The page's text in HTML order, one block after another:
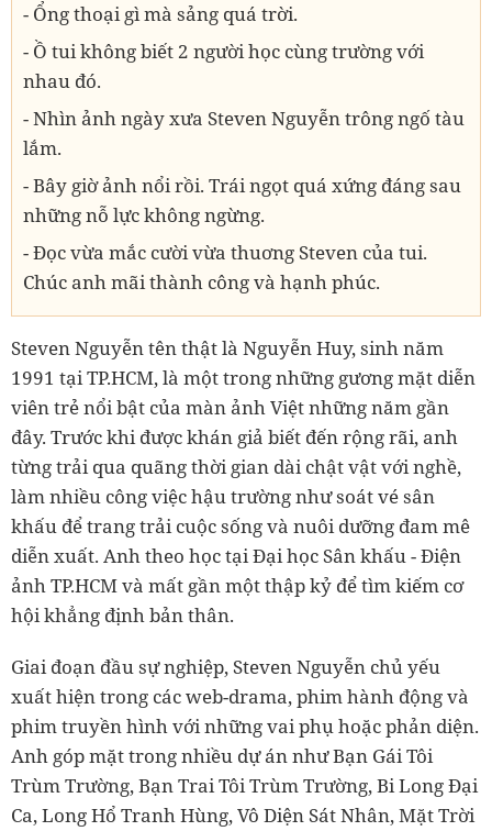
- Ổng thoại gì mà sảng quá trời.
- Ồ tui không biết 2 người học cùng trường với
nhau đó.
- Nhìn ảnh ngày xưa Steven Nguyễn trông ngố tàu
lắm.
- Bây giờ ảnh nổi rồi. Trái ngọt quá xứng đáng sau
những nỗ lực không ngừng.
- Đọc vừa mắc cười vừa thuơng Steven của tui.
Chúc anh mãi thành công và hạnh phúc.
Steven Nguyễn tên thật là Nguyễn Huy, sinh năm
1991 tại TP.HCM, là một trong những gương mặt diễn
viên trẻ nổi bật của màn ảnh Việt những năm gần
đây. Trước khi được khán giả biết đến rộng rãi, anh
từng trải qua quãng thời gian dài chật vật với nghề,
làm nhiều công việc hậu trường như soát vé sân
khấu để trang trải cuộc sống và nuôi dưỡng đam mê
diễn xuất. Anh theo học tại Đại học Sân khấu - Điện
ảnh TP.HCM và mất gần một thập kỷ để tìm kiếm cơ
hội khẳng định bản thân.
Giai đoạn đầu sự nghiệp, Steven Nguyễn chủ yếu
xuất hiện trong các web-drama, phim hành động và
phim truyền hình với những vai phụ hoặc phản diện.
Anh góp mặt trong nhiều dự án như Bạn Gái Tôi
Trùm Trường, Bạn Trai Tôi Trùm Trường, Bi Long Đại
Ca, Long Hổ Tranh Hùng, Vô Diện Sát Nhân, Mặt Trời